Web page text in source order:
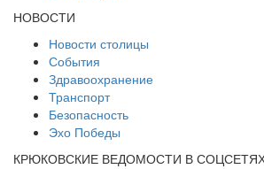
НОВОСТИ
Новости столицы
События
Здравоохранение
Транспорт
Безопасность
Эхо Победы
КРЮКОВСКИЕ ВЕДОМОСТИ В